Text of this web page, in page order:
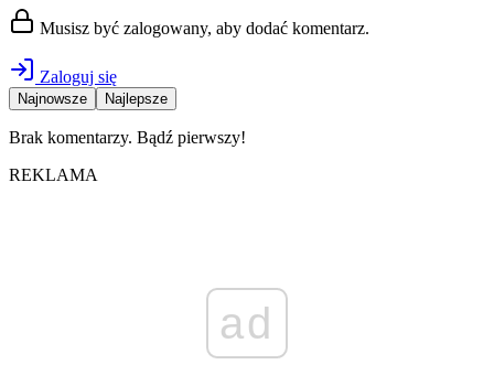
Musisz być zalogowany, aby dodać komentarz.
Zaloguj się
Najnowsze Najlepsze
Brak komentarzy. Bądź pierwszy!
REKLAMA
ad